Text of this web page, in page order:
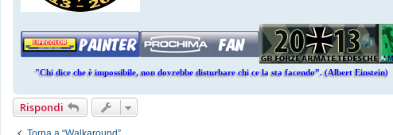
"Chi dice che è impossibile, non dovrebbe disturbare chi ce la sta facendo”. (Albert Einstein)
Rispondi